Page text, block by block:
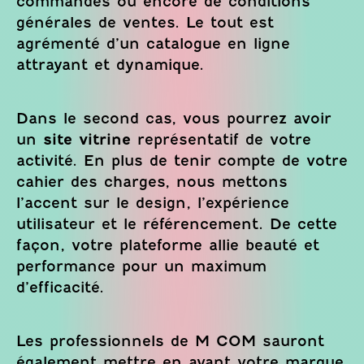
générales de ventes. Le tout est
agrémenté d’un catalogue en ligne
attrayant et dynamique.
Dans le second cas, vous pourrez avoir
un site vitrine représentatif de votre
activité. En plus de tenir compte de votre
cahier des charges, nous mettons
l’accent sur le design, l’expérience
utilisateur et le référencement. De cette
façon, votre plateforme allie beauté et
performance pour un maximum
d’efficacité.
Les professionnels de M COM sauront